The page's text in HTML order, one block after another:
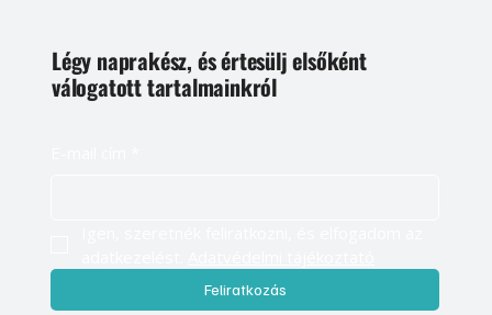
Légy naprakész, és értesülj elsőként
válogatott tartalmainkról
Feliratkozás